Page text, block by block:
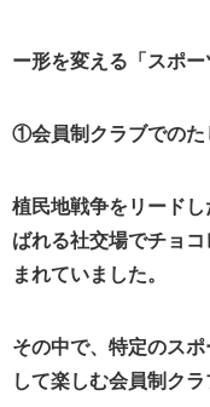
ー形を変える「スポー
①会員制クラブでのた
植民地戦争をリード
ばれる社交場でチョ
まれていました。
その中で、特定のス
して楽しむ会員制クラ